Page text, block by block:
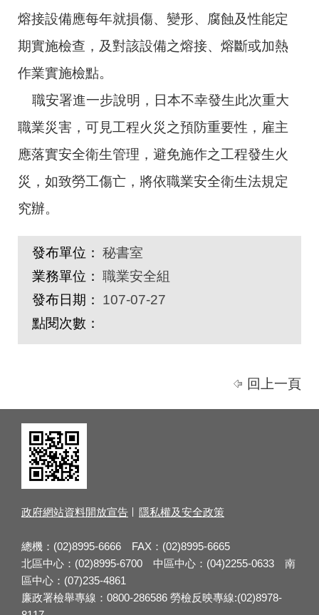
熔接設備應每年就損傷、變形、腐蝕及性能定
期實施檢查，及對該設備之熔接、熔斷或加熱
作業實施檢點。
職安署進一步說明，日本不幸發生此次重大
職業災害，可見工程火災之預防重要性，雇主
應落實安全衛生管理，避免施作之工程發生火
災，如致勞工傷亡，將依職業安全衛生法規定
究辦。
發布單位： 秘書室
業務單位： 職業安全組
發布日期：
107-07-27
點閱次數：
回上一頁
政府網站資料開放宣告 隱私權及安全政策
總機：(02)8995-6666 FAX：(02)8995-6665
北區中心：(02)8995-6700 中區中心：(04)2255-0633 南
區中心：(07)235-4861
廉政署檢舉專線：0800-286586 勞檢反映專線:(02)8978-